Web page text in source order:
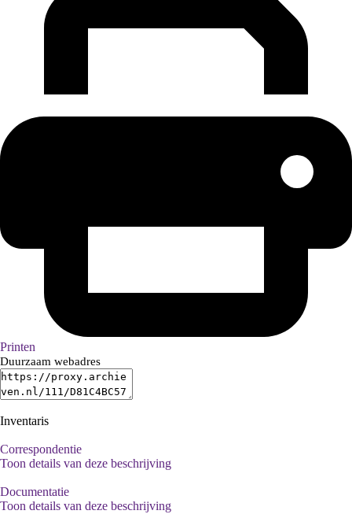
Printen
Duurzaam webadres
Inventaris
Correspondentie
Toon details van deze beschrijving
Documentatie
Toon details van deze beschrijving